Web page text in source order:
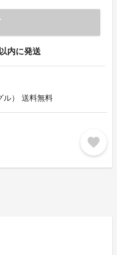
内に発送
ル） 送料無料
favorite